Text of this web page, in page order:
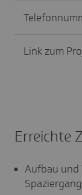
Link zum
Erreichte
Aufbau und